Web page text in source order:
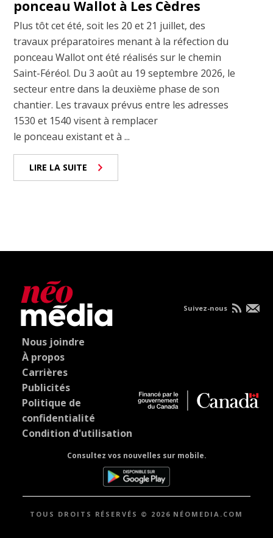
ponceau Wallot à Les Cèdres
Plus tôt cet été, soit les 20 et 21 juillet, des
travaux préparatoires menant à la réfection du
ponceau Wallot ont été réalisés sur le chemin
Saint-Féréol. Du 3 août au 19 septembre 2026, le
secteur entre dans la deuxième phase de son
chantier. Les travaux prévus entre les adresses
1530 et 1540 visent à remplacer
le ponceau existant et à ...
LIRE LA SUITE
Nous joindre
À propos
Carrières
Publicités
Politique de
confidentialité
Condition d'utilisation
Consultez vos nouvelles sur mobile.
Suivez-nous
TOUS DROITS RÉSERVÉS © 2026 NÉOMEDIA.COM